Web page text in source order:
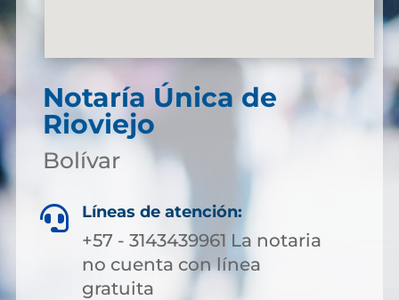
Notaría Única de
Rioviejo
Bolívar
 Líneas de atención:
+57 - 3143439961 La notaria
no cuenta con línea
gratuita